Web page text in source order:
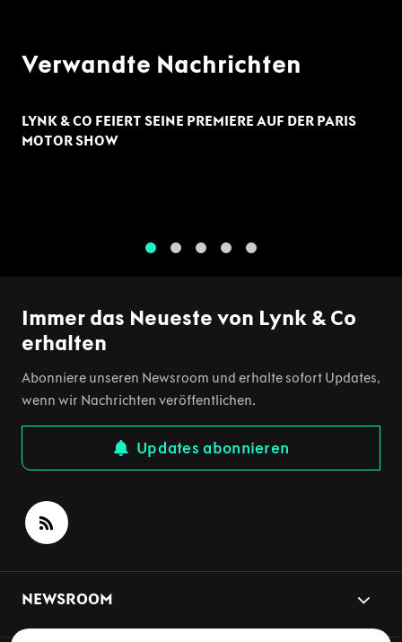
Verwandte Nachrichten
LYNK & CO FEIERT SEINE PREMIERE AUF DER PARIS
MOTOR SHOW
Immer das Neueste von Lynk & Co
erhalten
Abonniere unseren Newsroom und erhalte sofort Updates,
wenn wir Nachrichten veröffentlichen.
Updates abonnieren
NEWSROOM